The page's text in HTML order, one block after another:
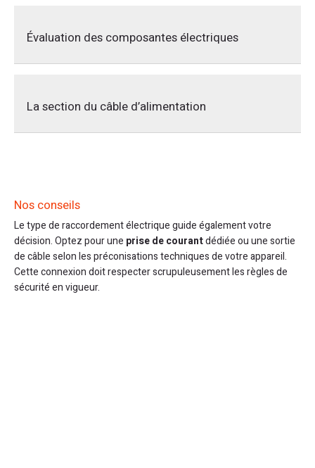
second paramètre fondamental. Vérifiez que le disjoncteur
supporte la tension standard de 230V utilisée dans les
habitations françaises. Cette compatibilité électrique
Évaluation des composantes électriques
évaluation de ses composants électriques spécifiques. Une
chaudière à condensation moderne intègre davantage
d’électronique qu’un modèle classique. Pompe de
La section du câble d’alimentation
mm² autorise un calibre de 16A maximum.
L’environnement d’installation d’une chaudière à gaz
influence votrechoix du disjoncteurde manière
significative. Une chaudière fioul ou une installation dans un
local humide peut nécessiter des protections renforcées.
Examinez attentivement les conditions d’usage spécifiées
Nos conseils
Le type de raccordement électrique guide également votre
décision. Optez pour une prise de courantdédiée ou une sortie
de câble selon les préconisations techniques de votre appareil.
Cette connexion doit respecter scrupuleusement les règles de
sécurité en vigueur.